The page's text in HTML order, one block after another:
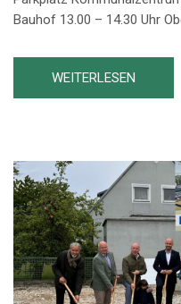
Bauhof 13.00 – 14.30 Uhr
WEITERLESEN